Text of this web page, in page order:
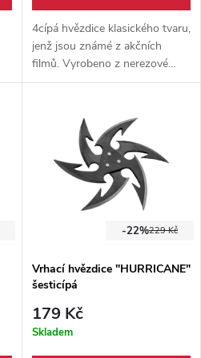
4cípá hvězdice klasického tvaru,
jenž jsou známé z akčních
filmů. Vyrobeno z nerezové
oceli, průměr hvězdice 10 cm.
229 Kč
-22%
Vrhací hvězdice "HURRICANE"
šesticípá
179 Kč
Skladem